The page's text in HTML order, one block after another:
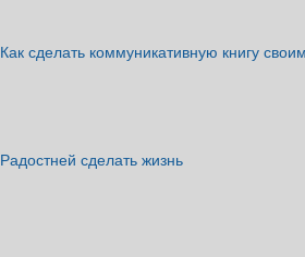
Как сделать коммуникативную книгу
Радостней сделать жизнь